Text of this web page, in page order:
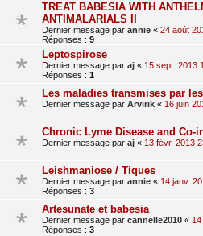
TREAT BABESIA WITH
ANTIMALARIALS II
Dernier message par annie « 24 août
Réponses : 9
Leptospirose
Dernier message par aj « 15 sept. 2013
Réponses : 1
Les maladies transmises par
Dernier message par Arvirik « 16 juin
Chronic Lyme Disease and Co-
Dernier message par aj « 13 févr. 2013
Leishmaniose / Tiques
Dernier message par annie « 14 janv.
Réponses : 3
Artesunate et babesia
Dernier message par cannelle2010 «
Réponses : 3